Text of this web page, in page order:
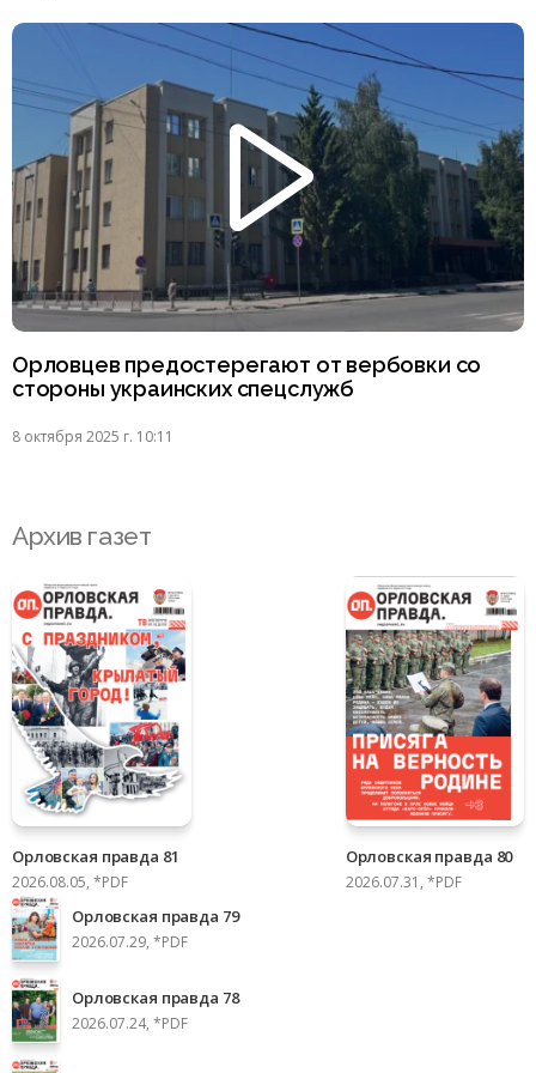
Орловцев предостерегают от вербовки со
стороны украинских спецслужб
8 октября 2025 г. 10:11
Архив газет
Орловская правда 81
2026.08.05, *PDF
Орловская правда 80
2026.07.31, *PDF
Орловская правда 79
2026.07.29, *PDF
Орловская правда 78
2026.07.24, *PDF